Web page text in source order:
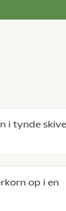
i tynde
op i en